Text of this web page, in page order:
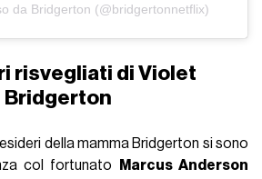
da Bridgerton (@bridgertonnetflix)
risvegliati di Violet
Bridgerton
della mamma Bridgerton si sono
col fortunato
Marcus Anderson